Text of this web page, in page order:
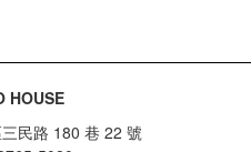
HOUSE
民路 180 巷 22 號